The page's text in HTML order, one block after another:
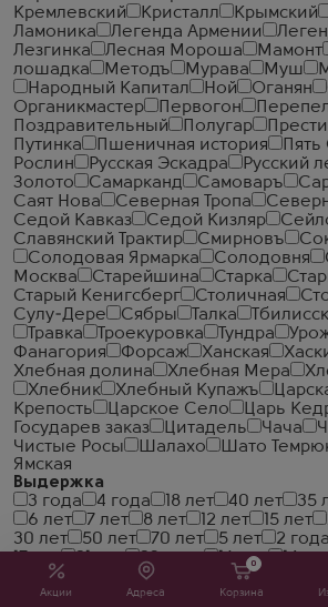
Акции Адреса
0
Корзина
Кремлевский
Кристалл Крымский
Ламоника
Легенда Армении
Лезгинка
Лесная Мороша Мамонт
лошадка
Методъ Мурава Муш
Народный Капитал
Ной Оганян
Органикмастер
Первогон
Поздравительный
Полугар
Путинка
Пшеничная история
Рослин
Русская Эскадра Русский
Золото
Самарканд Самоваръ
Саят Нова
Северная Тропа
Седой Кавказ
Седой Кизляр
Славянский Трактир
Смирновъ
Солодовая Ярмарка
Солодовня
Москва
Старейшина Старка
Старый Кенигсберг
Столичная
Сулу-Дере
Сябры Талка
Травка
Троекуровка Тундра
Фанагория
Форсаж Ханская
Хлебная долина
Хлебная Мера
Хлебник
Хлебный Купажъ
Крепость
Царское Село Царь
Государев заказ
Цитадель Чача
Чистые Росы
Шалахо Шато
Ямская
Выдержка
3 года
4 года 18 лет 40 лет 35
6 лет
7 лет 8 лет 12 лет 15 лет
30 лет
50 лет 70 лет 5 лет 2 года
23 года 16 лет
80 лет
9 лет 90 лет
года
28 лет 26 лет 24 года 19